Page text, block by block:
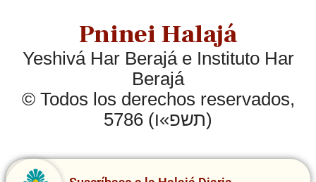
Pninei Halajá
Yeshivá Har Berajá e Instituto Har
Berajá
© Todos los derechos reservados,
5786 (תשפ»ו)